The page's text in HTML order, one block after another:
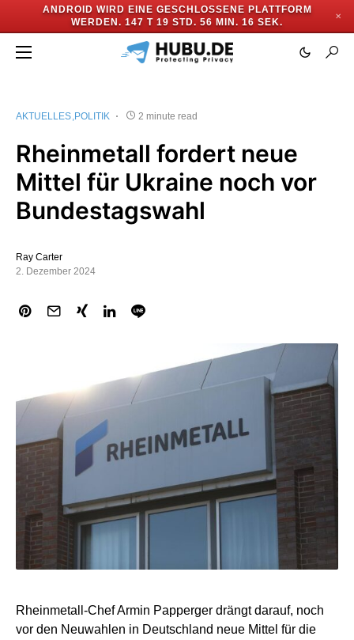
ANDROID WIRD EINE GESCHLOSSENE PLATTFORM
WERDEN. 147 T 19 STD. 56 MIN. 15 SEK.
✕
AKTUELLES POLITIK 2 minute read
Rheinmetall fordert neue
Mittel für Ukraine noch vor
Bundestagswahl
Ray Carter
2. Dezember 2024
Rheinmetall-Chef Armin Papperger drängt darauf, noch
vor den Neuwahlen in Deutschland neue Mittel für die